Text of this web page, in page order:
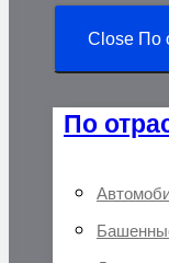
Close По
По